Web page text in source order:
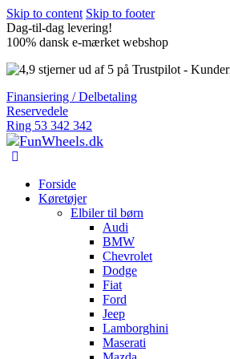
Skip to content Skip to footer
Dag-til-dag levering!
100% dansk e-mærket webshop
Finansiering / Delbetaling
Reservedele
Ring 53 342 342
Forside
Køretøjer
Elbiler til børn
Audi
BMW
Chevrolet
Dodge
Fiat
Ford
Jeep
Lamborghini
Maserati